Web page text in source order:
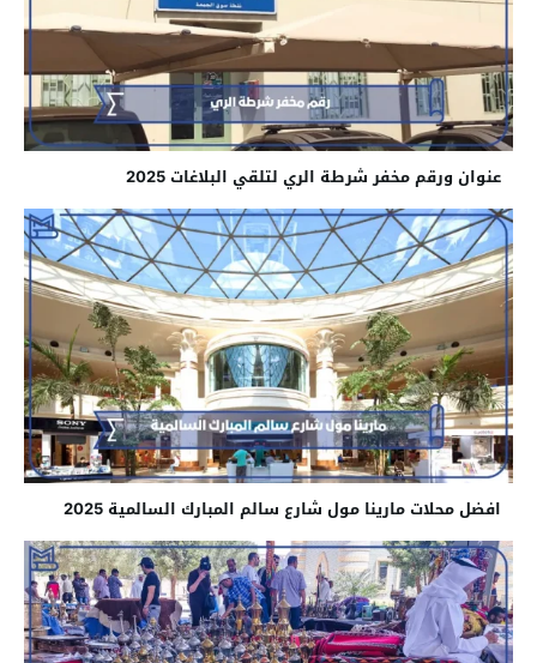
عنوان ورقم مخفر شرطة الري​ لتلقي البلاغات 2025
افضل محلات مارينا مول شارع سالم المبارك السالمية 2025